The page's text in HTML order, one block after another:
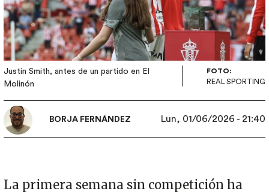
Justin Smith, antes de un partido en El
Molinón
FOTO:
REAL SPORTING
BORJA FERNÁNDEZ Lun, 01/06/2026 - 21:40
La primera semana sin competición ha